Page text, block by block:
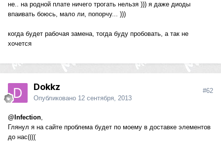
не.. на родной плате ничего трогать нельзя ))) я даже диоды
впаивать боюсь, мало ли, попорчу... )))
когда будет рабочая замена, тогда буду пробовать, а так не
хочется
Dokkz
Опубликовано 12 сентября, 2013
#62
@Infection,
Глянул я на сайте проблема будет по моему в доставке элементов
до нас((((